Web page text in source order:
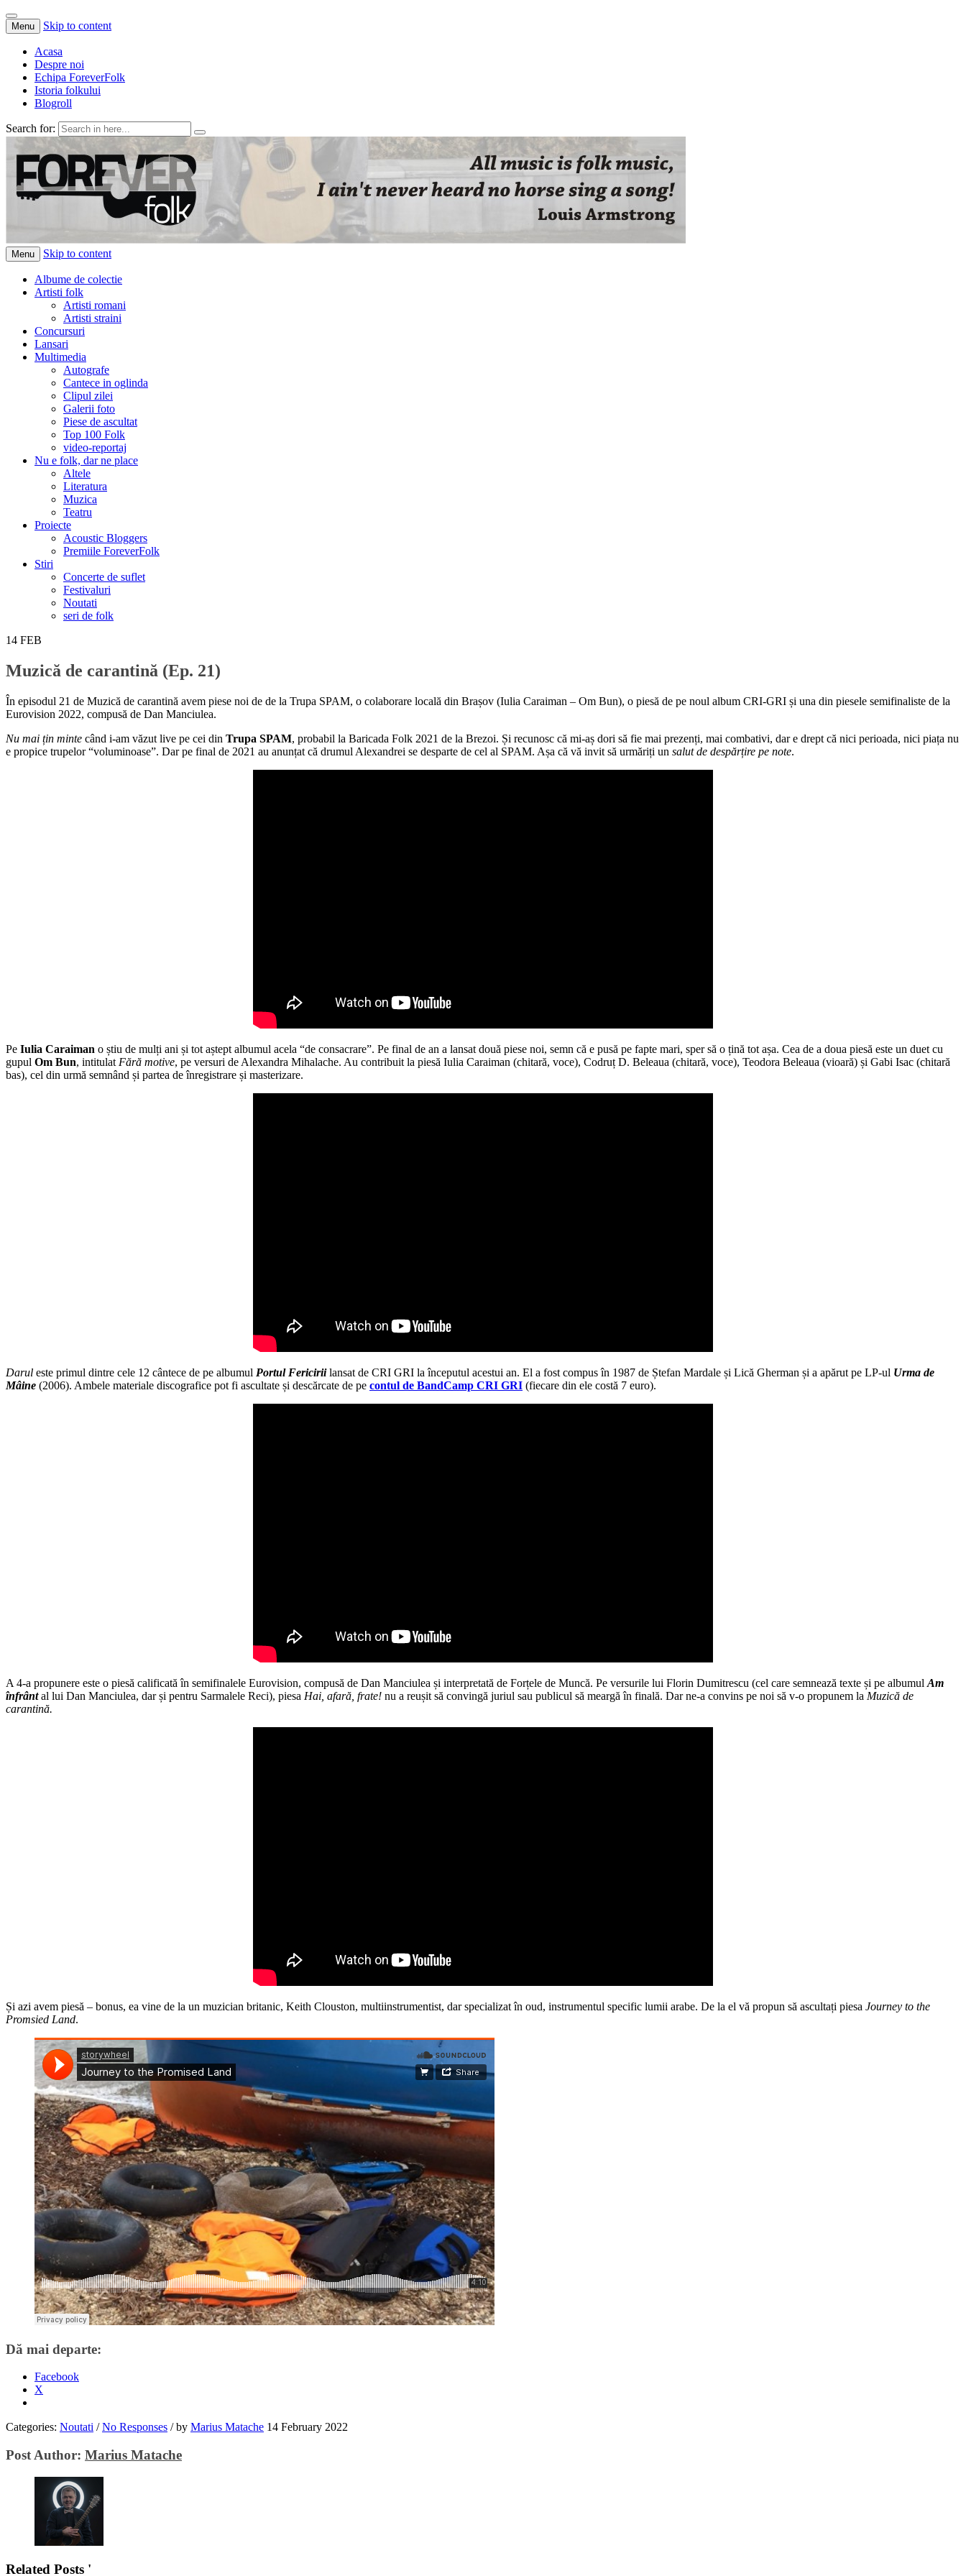
Menu Skip to content
Acasa
Despre noi
Echipa ForeverFolk
Istoria folkului
Blogroll
Search for:
ForeverFolk
Muzica sufletului tau
Menu Skip to content
Albume de colectie
Artisti folk
Artisti romani
Artisti straini
Concursuri
Lansari
Multimedia
Autografe
Cantece in oglinda
Clipul zilei
Galerii foto
Piese de ascultat
Top 100 Folk
video-reportaj
Nu e folk, dar ne place
Altele
Literatura
Muzica
Teatru
Proiecte
Acoustic Bloggers
Premiile ForeverFolk
Stiri
Concerte de suflet
Festivaluri
Noutati
seri de folk
14 FEB
Muzică de carantină (Ep. 21)
În episodul 21 de Muzică de carantină avem piese noi de de la Trupa SPAM, o colaborare locală din Brașov (Iulia Caraiman – Om Bun), o piesă de pe noul album CRI-GRI și una din piesele semifinaliste de la
Eurovision 2022, compusă de Dan Manciulea.
Nu mai țin minte când i-am văzut live pe cei din Trupa SPAM, probabil la Baricada Folk 2021 de la Brezoi. Și recunosc că mi-aș dori să fie mai prezenți, mai combativi, dar e drept că nici perioada, nici piața nu
e propice trupelor “voluminoase”. Dar pe final de 2021 au anunțat că drumul Alexandrei se desparte de cel al SPAM. Așa că vă invit să urmăriți un salut de despărțire pe note.
Pe Iulia Caraiman o știu de mulți ani și tot aștept albumul acela “de consacrare”. Pe final de an a lansat două piese noi, semn că e pusă pe fapte mari, sper să o țină tot așa. Cea de a doua piesă este un duet cu
gupul Om Bun, intitulat Fără motive, pe versuri de Alexandra Mihalache. Au contribuit la piesă Iulia Caraiman (chitară, voce), Codruț D. Beleaua (chitară, voce), Teodora Beleaua (vioară) și Gabi Isac (chitară
bas), cel din urmă semnând și partea de înregistrare și masterizare.
Darul este primul dintre cele 12 cântece de pe albumul Portul Fericiriilansat de CRI GRI la începutul acestui an. El a fost compus în 1987 de Ștefan Mardale și Lică Gherman și a apărut pe LP-ul Urma de
Mâine (2006). Ambele materiale discografice pot fi ascultate și descărcate de pe contul de BandCamp CRI GRI (fiecare din ele costă 7 euro).
A 4-a propunere este o piesă calificată în semifinalele Eurovision, compusă de Dan Manciulea și interpretată de Forțele de Muncă. Pe versurile lui Florin Dumitrescu (cel care semnează texte și pe albumul Am
înfrântal lui Dan Manciulea, dar și pentru Sarmalele Reci), piesa Hai, afară, frate! nu a reușit să convingă juriul sau publicul să meargă în finală. Dar ne-a convins pe noi să v-o propunem la Muzică de
carantină.
Și azi avem piesă – bonus, ea vine de la un muzician britanic, Keith Clouston, multiinstrumentist, dar specializat în oud, instrumentul specific lumii arabe. De la el vă propun să ascultați piesa Journey to the
Promsied Land.
Dă mai departe:
Facebook
X
Categories: Noutati / No Responses /by Marius Matache 14 February 2022
Post Author: Marius Matache
Related Posts '